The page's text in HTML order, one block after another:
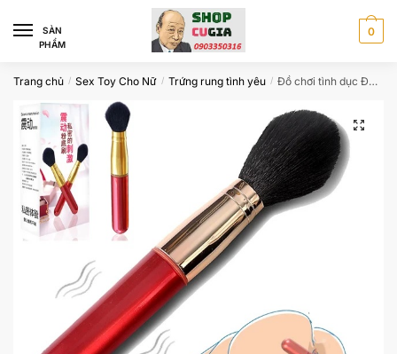
navigation
content
SÀN
PHẨM
0
Trang chủ / Sex Toy Cho Nữ / Trứng rung tình yêu / Đồ chơi tình dục Đồ chơi tình dục ngụy trang cọ trang điểm